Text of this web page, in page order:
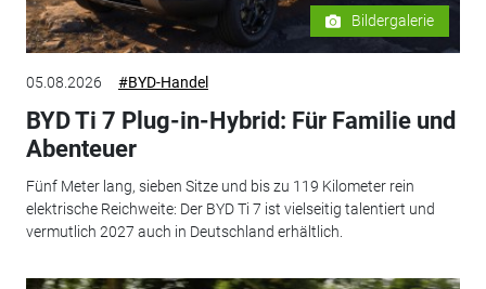
Bildergalerie
05.08.2026 #BYD-Handel
BYD Ti 7 Plug-in-Hybrid: Für Familie und
Abenteuer
Fünf Meter lang, sieben Sitze und bis zu 119 Kilometer rein
elektrische Reichweite: Der BYD Ti 7 ist vielseitig talentiert und
vermutlich 2027 auch in Deutschland erhältlich.